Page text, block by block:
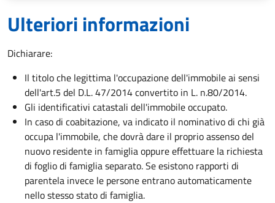
Ulteriori informazioni
Dichiarare:
Il titolo che legittima l'occupazione dell'immobile ai sensi
dell'art.5 del D.L. 47/2014 convertito in L. n.80/2014.
Gli identificativi catastali dell'immobile occupato.
In caso di coabitazione, va indicato il nominativo di chi già
occupa l'immobile, che dovrà dare il proprio assenso del
nuovo residente in famiglia oppure effettuare la richiesta
di foglio di famiglia separato. Se esistono rapporti di
parentela invece le persone entrano automaticamente
nello stesso stato di famiglia.